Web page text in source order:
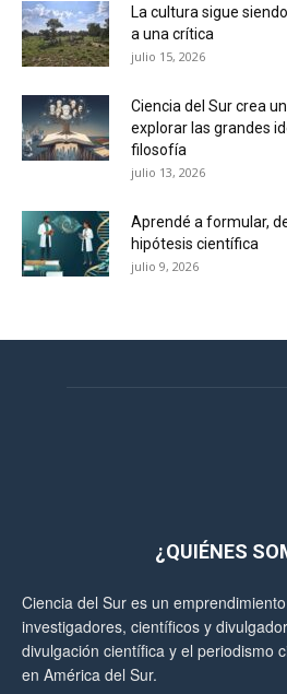
La cultura sigue
a una crítica
julio 15, 2026
Ciencia del Sur crea
explorar las grandes
filosofía
julio 13, 2026
Aprendé a formular,
hipótesis científica
julio 9, 2026
¿QUIÉNES
Ciencia del Sur es un
investigadores, científicos y
divulgación científica y el periodismo
en América del Sur.